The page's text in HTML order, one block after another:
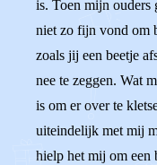
is. Toen mijn ouders
niet zo fijn vond om
zoals jij een beetje
nee te zeggen. Wat
is om er over te
uiteindelijk met mij
hielp het mij om een